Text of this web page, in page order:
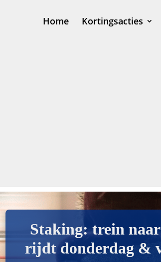
Home Kortingsacties
Staking: trein
rijdt donderdag &